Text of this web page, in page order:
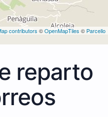
contributors ©OpenMapTiles © Parcello
reparto